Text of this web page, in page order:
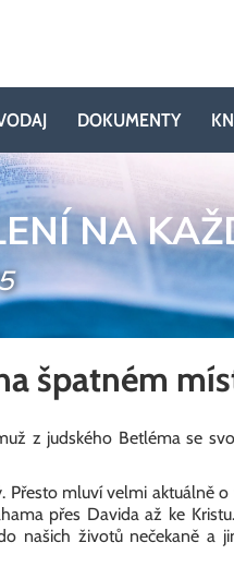
DOKUMENTY
NA
špatném
z judského Betléma se
mluví velmi aktuálně
přes Davida až ke
našich životů nečekaně a